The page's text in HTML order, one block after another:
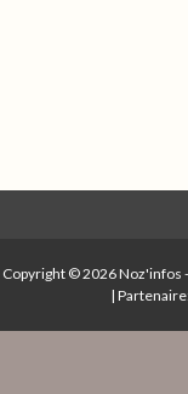
Copyright © 2026Noz'infos
|